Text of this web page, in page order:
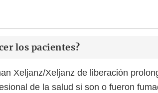
los pacientes?
Xeljanz/Xeljanz de liberación
de la salud si son o fueron